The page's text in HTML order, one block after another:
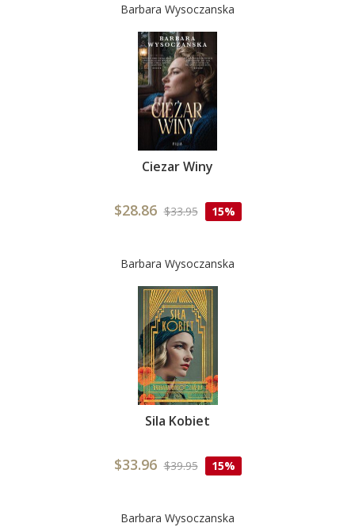
Barbara Wysoczanska
Ciezar Winy
$28.86 $33.95 15%
Barbara Wysoczanska
Sila Kobiet
$33.96 $39.95 15%
Barbara Wysoczanska